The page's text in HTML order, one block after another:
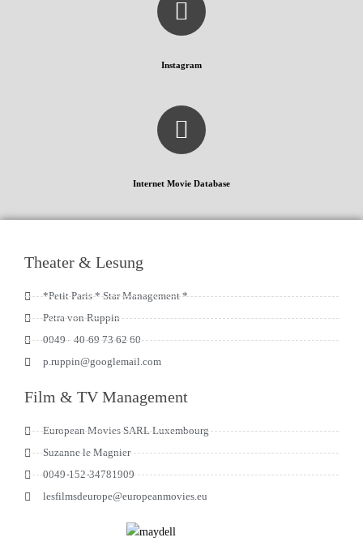
Instagram
Internet Movie Database
Theater & Lesung
*Petit Paris * Star Management *
Petra von Ruppin
0049 - 40-69 73 62 60
p.ruppin@googlemail.com
Film & TV Management
European Movies SARL Luxembourg
Suzanne le Magnier
0049-152-34781909
lesfilmsdeurope@europeanmovies.eu